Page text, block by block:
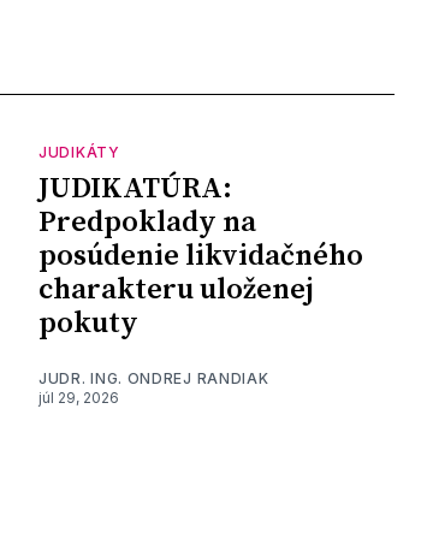
JUDIKÁTY
JUDIKATÚRA:
Predpoklady na
posúdenie likvidačného
charakteru uloženej
pokuty
JUDR. ING. ONDREJ RANDIAK
júl 29, 2026